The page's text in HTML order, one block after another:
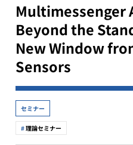
Multimessenger
Beyond the
New Window
Sensors
セミナー
理論セミナー